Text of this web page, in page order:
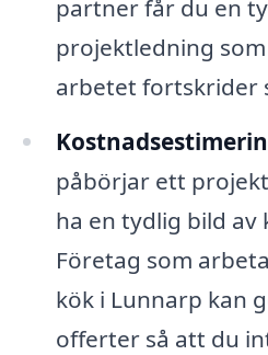
partner får du en
projektledning
arbetet fortskrider
påbörjar ett
ha en tydlig bild av
Företag som
kök i Lunnarp kan
offerter så att du